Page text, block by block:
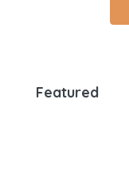
Featured